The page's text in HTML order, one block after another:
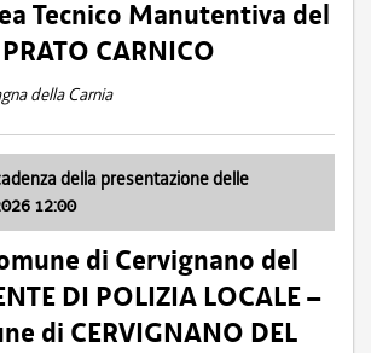
Tecnico Manutentiva del
CARNICO
della Carnia
della presentazione delle
12:00
di Cervignano del
DI POLIZIA LOCALE –
di CERVIGNANO DEL